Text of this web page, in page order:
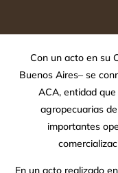
Con un acto en su
Buenos Aires– se
ACA, entidad
agropecuarias
importantes
En un acto realizado